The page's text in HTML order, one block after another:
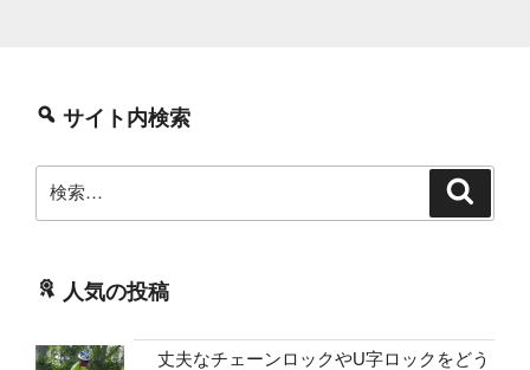
サイト内検索
索:
人気の投稿
丈夫なチェーンロックやU字ロックをどう